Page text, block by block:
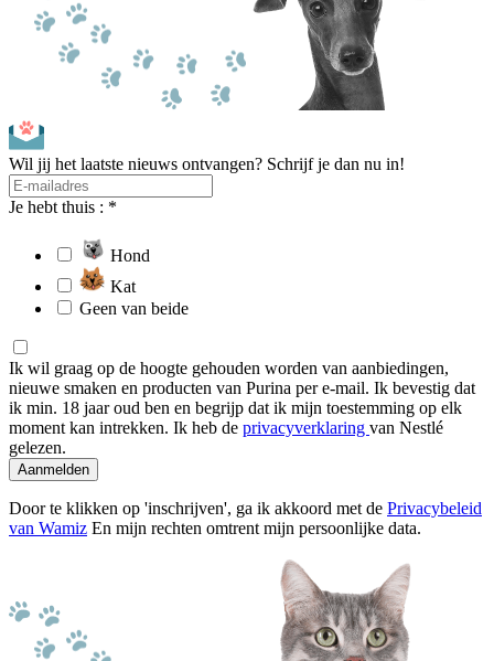
Wil jij het laatste nieuws ontvangen? Schrijf je dan nu in!
Je hebt thuis : *
Hond
Kat
Geen van beide
Ik wil graag op de hoogte gehouden worden van aanbiedingen,
nieuwe smaken en producten van Purina per e-mail. Ik bevestig dat
ik min. 18 jaar oud ben en begrijp dat ik mijn toestemming op elk
moment kan intrekken. Ik heb de privacyverklaring van Nestlé
gelezen.
Aanmelden
Door te klikken op 'inschrijven', ga ik akkoord met de Privacybeleid
van Wamiz En mijn rechten omtrent mijn persoonlijke data.